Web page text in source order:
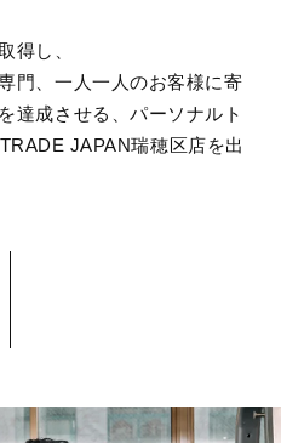
得し、
門、一人一人のお客様に寄
達成させる、パーソナルト
JAPAN瑞穂区店を出